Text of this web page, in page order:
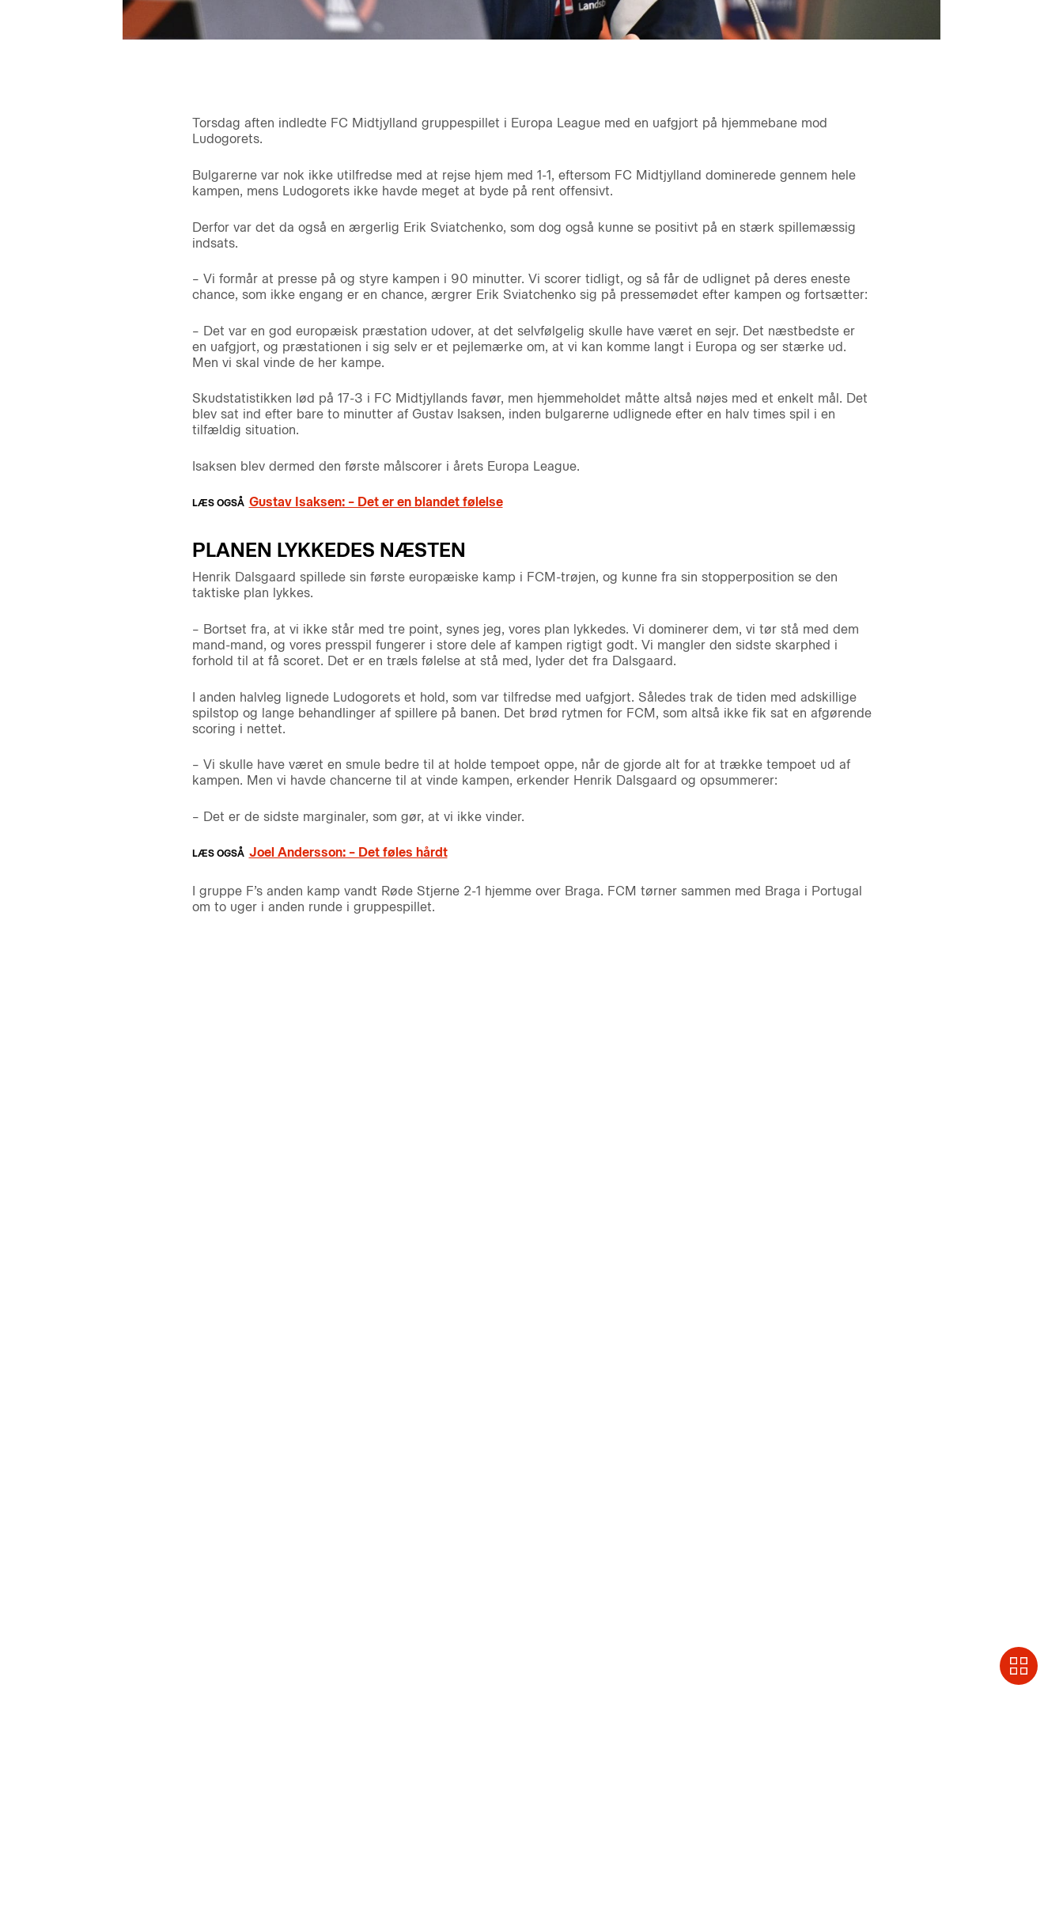
Torsdag aften indledte FC Midtjylland gruppespillet i Europa League med en uafgjort på hjemmebane mod
Ludogorets.
Bulgarerne var nok ikke utilfredse med at rejse hjem med 1-1, eftersom FC Midtjylland dominerede gennem hele
kampen, mens Ludogorets ikke havde meget at byde på rent offensivt.
Derfor var det da også en ærgerlig Erik Sviatchenko, som dog også kunne se positivt på en stærk spillemæssig
indsats.
– Vi formår at presse på og styre kampen i 90 minutter. Vi scorer tidligt, og så får de udlignet på deres eneste
chance, som ikke engang er en chance, ærgrer Erik Sviatchenko sig på pressemødet efter kampen og fortsætter:
– Det var en god europæisk præstation udover, at det selvfølgelig skulle have været en sejr. Det næstbedste er
en uafgjort, og præstationen i sig selv er et pejlemærke om, at vi kan komme langt i Europa og ser stærke ud.
Men vi skal vinde de her kampe.
Skudstatistikken lød på 17-3 i FC Midtjyllands favør, men hjemmeholdet måtte altså nøjes med et enkelt mål. Det
blev sat ind efter bare to minutter af Gustav Isaksen, inden bulgarerne udlignede efter en halv times spil i en
tilfældig situation.
Isaksen blev dermed den første målscorer i årets Europa League.
Gustav Isaksen: – Det er en blandet følelse
PLANEN LYKKEDES NÆSTEN
Henrik Dalsgaard spillede sin første europæiske kamp i FCM-trøjen, og kunne fra sin stopperposition se den
taktiske plan lykkes.
– Bortset fra, at vi ikke står med tre point, synes jeg, vores plan lykkedes. Vi dominerer dem, vi tør stå med dem
mand-mand, og vores presspil fungerer i store dele af kampen rigtigt godt. Vi mangler den sidste skarphed i
forhold til at få scoret. Det er en træls følelse at stå med, lyder det fra Dalsgaard.
I anden halvleg lignede Ludogorets et hold, som var tilfredse med uafgjort. Således trak de tiden med adskillige
spilstop og lange behandlinger af spillere på banen. Det brød rytmen for FCM, som altså ikke fik sat en afgørende
scoring i nettet.
– Vi skulle have været en smule bedre til at holde tempoet oppe, når de gjorde alt for at trække tempoet ud af
kampen. Men vi havde chancerne til at vinde kampen, erkender Henrik Dalsgaard og opsummerer:
– Det er de sidste marginaler, som gør, at vi ikke vinder.
Joel Andersson: – Det føles hårdt
I gruppe F’s anden kamp vandt Røde Stjerne 2-1 hjemme over Braga. FCM tørner sammen med Braga i Portugal
om to uger i anden runde i gruppespillet.